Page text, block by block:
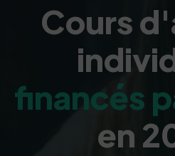
Cours
financés
en